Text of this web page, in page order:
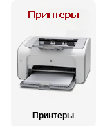
Принтеры